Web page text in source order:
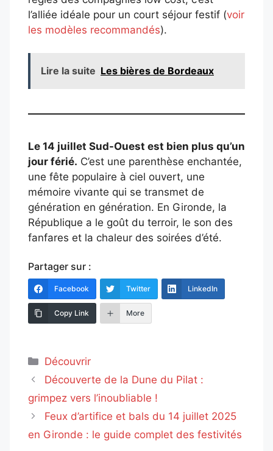
l’alliée idéale pour un court séjour festif (voir
les modèles recommandés).
Lire la suite Les bières de Bordeaux
Le 14 juillet Sud-Ouest est bien plus qu’un
jour férié. C’est une parenthèse enchantée,
une fête populaire à ciel ouvert, une
mémoire vivante qui se transmet de
génération en génération. En Gironde, la
République a le goût du terroir, le son des
fanfares et la chaleur des soirées d’été.
Partager sur :
Facebook Twitter LinkedIn
Copy Link More
Catégories
Découvrir
Découverte de la Dune du Pilat :
grimpez vers l’inoubliable !
Feux d’artifice et bals du 14 juillet 2025
en Gironde : le guide complet des festivités